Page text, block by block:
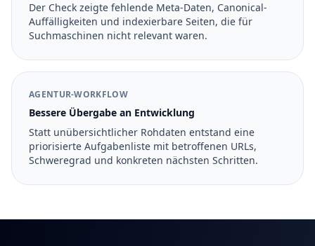
Der Check zeigte fehlende Meta-Daten, Canonical-
Auffälligkeiten und indexierbare Seiten, die für
Suchmaschinen nicht relevant waren.
AGENTUR-WORKFLOW
Bessere Übergabe an Entwicklung
Statt unübersichtlicher Rohdaten entstand eine
priorisierte Aufgabenliste mit betroffenen URLs,
Schweregrad und konkreten nächsten Schritten.